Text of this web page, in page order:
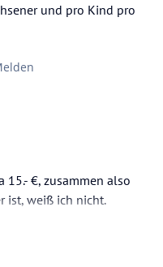
und pro Kind pro
15.- €, zusammen also
ist, weiß ich nicht.